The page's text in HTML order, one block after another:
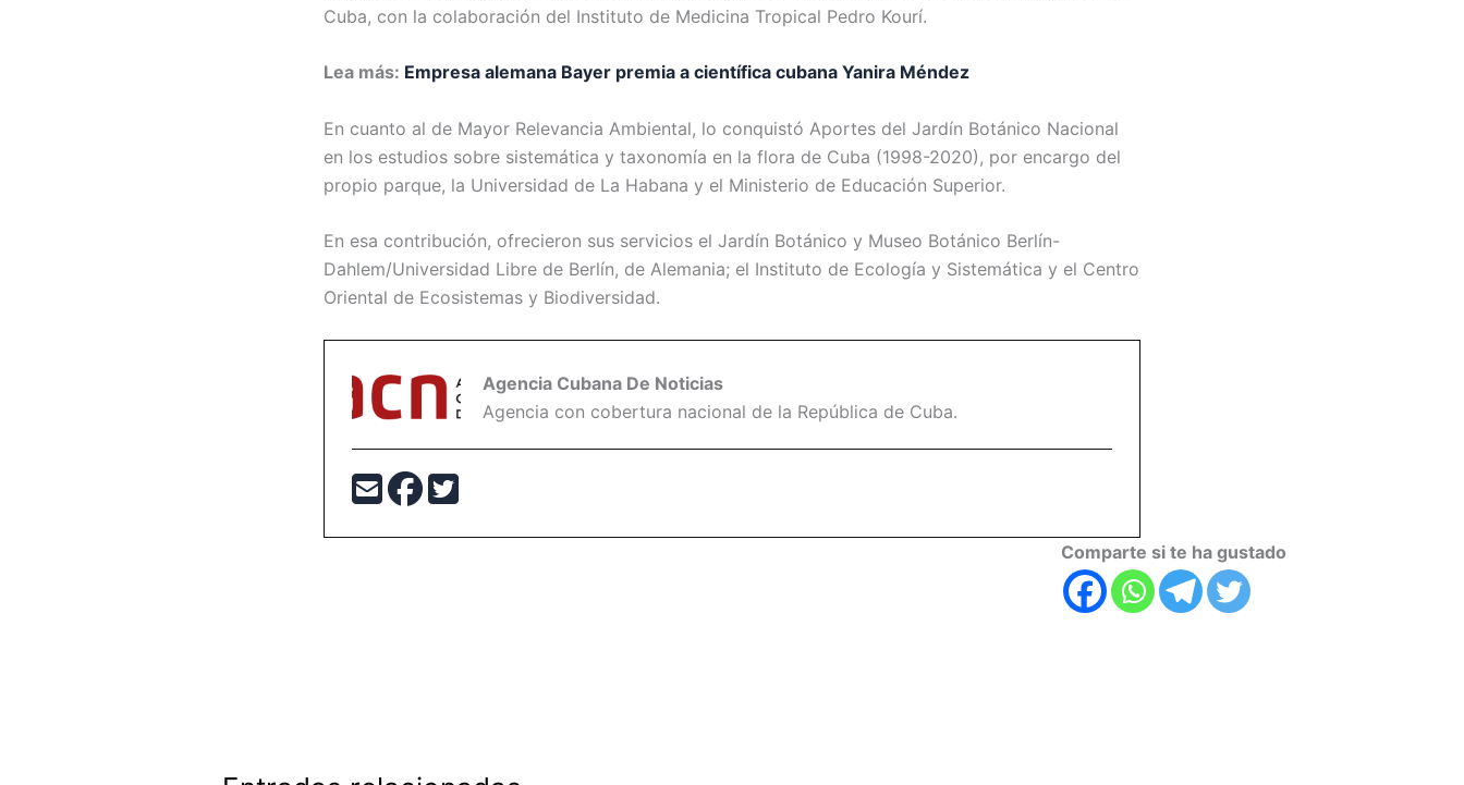
Cuba, con la colaboración del Instituto de Medicina Tropical Pedro Kourí.
Lea más: Empresa alemana Bayer premia a científica cubana Yanira Méndez
En cuanto al de Mayor Relevancia Ambiental, lo conquistó Aportes del Jardín Botánico Nacional
en los estudios sobre sistemática y taxonomía en la flora de Cuba (1998-2020), por encargo del
propio parque, la Universidad de La Habana y el Ministerio de Educación Superior.
En esa contribución, ofrecieron sus servicios el Jardín Botánico y Museo Botánico Berlín-
Dahlem/Universidad Libre de Berlín, de Alemania; el Instituto de Ecología y Sistemática y el Centro
Oriental de Ecosistemas y Biodiversidad.
Agencia Cubana De Noticias
Agencia con cobertura nacional de la República de Cuba.
Comparte si te ha gustado